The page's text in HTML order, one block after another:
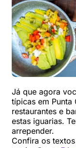
Já que agora
típicas em Punta
restaurantes e
estas iguarias.
arrepender.
Confira os textos